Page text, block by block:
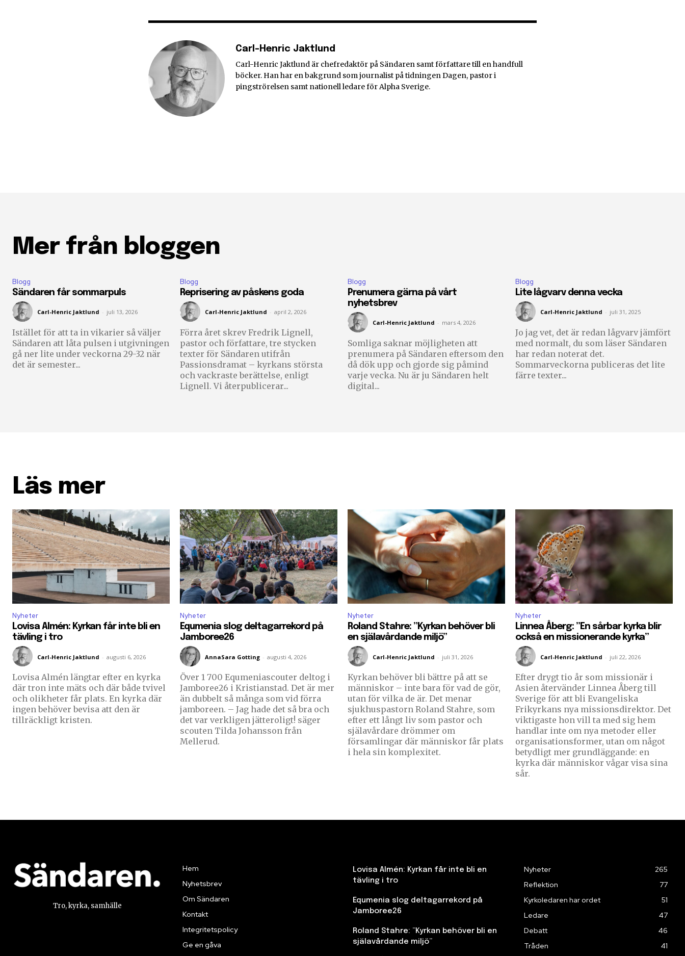
Följ Sändarens nyhetsbrev
och bli uppdaterad på det
Ladda ner som PDF
Carl-Henric Jaktlund
Carl-Henric Jaktlund är chefredaktör på Sändaren samt författare till en handfull
böcker. Han har en bakgrund som journalist på tidningen Dagen, pastor i
pingströrelsen samt nationell ledare för Alpha Sverige.
Mer från bloggen
Blogg
Sändaren får sommarpuls
Carl-Henric Jaktlund - juli 13, 2026
Istället för att ta in vikarier så väljer
Sändaren att låta pulsen i utgivningen
gå ner lite under veckorna 29-32 när
det är semester...
Blogg
Reprisering av påskens goda
Carl-Henric Jaktlund - april 2, 2026
Förra året skrev Fredrik Lignell,
pastor och författare, tre stycken
texter för Sändaren utifrån
Passionsdramat – kyrkans största
och vackraste berättelse, enligt
Lignell. Vi återpublicerar...
Blogg
Prenumera gärna på vårt
nyhetsbrev
Carl-Henric Jaktlund - mars 4, 2026
Somliga saknar möjligheten att
prenumera på Sändaren eftersom den
då dök upp och gjorde sig påmind
varje vecka. Nu är ju Sändaren helt
digital...
Blogg
Lite lågvarv denna vecka
Carl-Henric Jaktlund - juli 31, 2025
Jo jag vet, det är redan lågvarv jämfört
med normalt, du som läser Sändaren
har redan noterat det.
Sommarveckorna publiceras det lite
färre texter...
Läs mer
Nyheter
Lovisa Almén: Kyrkan får inte bli en
tävling i tro
Carl-Henric Jaktlund - augusti 6, 2026
Lovisa Almén längtar efter en kyrka
där tron inte mäts och där både tvivel
och olikheter får plats. En kyrka där
ingen behöver bevisa att den är
tillräckligt kristen.
Nyheter
Equmenia slog deltagarrekord på
Jamboree26
AnnaSara Gotting - augusti 4, 2026
Över 1 700 Equmeniascouter deltog i
Jamboree26 i Kristianstad. Det är mer
än dubbelt så många som vid förra
jamboreen. – Jag hade det så bra och
det var verkligen jätteroligt! säger
scouten Tilda Johansson från
Mellerud.
Nyheter
Roland Stahre: ”Kyrkan behöver bli
en själavårdande miljö”
Carl-Henric Jaktlund - juli 31, 2026
Kyrkan behöver bli bättre på att se
människor – inte bara för vad de gör,
utan för vilka de är. Det menar
sjukhuspastorn Roland Stahre, som
efter ett långt liv som pastor och
själavårdare drömmer om
församlingar där människor får plats
i hela sin komplexitet.
Nyheter
Linnea Åberg: ”En sårbar kyrka blir
också en missionerande kyrka”
Carl-Henric Jaktlund - juli 22, 2026
Efter drygt tio år som missionär i
Asien återvänder Linnea Åberg till
Sverige för att bli Evangeliska
Frikyrkans nya missionsdirektor. Det
viktigaste hon vill ta med sig hem
handlar inte om nya metoder eller
organisationsformer, utan om något
betydligt mer grundläggande: en
kyrka där människor vågar visa sina
sår.
Tro, kyrka, samhälle
Hem
Nyhetsbrev
Om Sändaren
Kontakt
Integritetspolicy
Ge en gåva
Lovisa Almén: Kyrkan får inte bli en
tävling i tro
Equmenia slog deltagarrekord på
Jamboree26
Roland Stahre: ”Kyrkan behöver bli en
själavårdande miljö”
Nyheter
265
Reflektion
77
Kyrkoledaren har ordet
51
Ledare
47
Debatt
46
Tråden
41